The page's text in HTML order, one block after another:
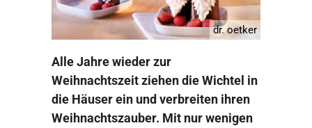
dr. oetker
Alle Jahre wieder zur
Weihnachtszeit ziehen die Wichtel in
die Häuser ein und verbreiten ihren
Weihnachtszauber. Mit nur wenigen